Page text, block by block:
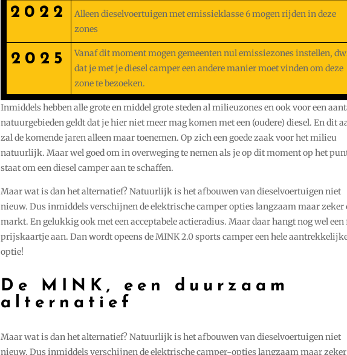
2022
Alleen dieselvoertuigen met emissieklasse 6 mogen rijden in deze
zones
2025
Vanaf dit moment mogen gemeenten nul emissiezones instellen,
dat je met je diesel camper een andere manier moet vinden om deze
zone te bezoeken.
Inmiddels hebben alle grote en middel grote steden al milieuzones en ook voor een
natuurgebieden geldt dat je hier niet meer mag komen met een (oudere) diesel. En dit
zal de komende jaren alleen maar toenemen. Op zich een goede zaak voor het milieu
natuurlijk. Maar wel goed om in overweging te nemen als je op dit moment op het
staat om een diesel camper aan te schaffen.
Maar wat is dan het alternatief? Natuurlijk is het afbouwen van dieselvoertuigen niet
nieuw. Dus inmiddels verschijnen de elektrische camper opties langzaam maar zeker
markt. En gelukkig ook met een acceptabele actieradius. Maar daar hangt nog wel
prijskaartje aan. Dan wordt opeens de MINK 2.0 sports camper een hele
optie!
De MINK, een duurzaam
alternatief
Maar wat is dan het alternatief? Natuurlijk is het afbouwen van dieselvoertuigen niet
nieuw. Dus inmiddels verschijnen de elektrische camper-opties langzaam maar